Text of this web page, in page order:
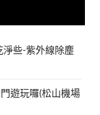
淨些-紫外線除塵
遊玩囉(松山機場